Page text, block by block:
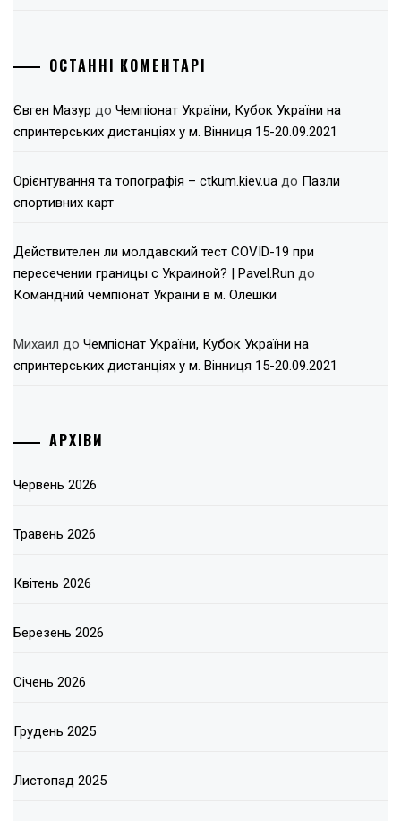
ОСТАННІ КОМЕНТАРІ
Євген Мазур до Чемпіонат України, Кубок України на
спринтерських дистанціях у м. Вінниця 15-20.09.2021
Орієнтування та топографія – ctkum.kiev.ua до Пазли
спортивних карт
Действителен ли молдавский тест COVID-19 при
пересечении границы с Украиной? | Pavel.Run до
Командний чемпіонат України в м. Олешки
Михаил до Чемпіонат України, Кубок України на
спринтерських дистанціях у м. Вінниця 15-20.09.2021
АРХІВИ
Червень 2026
Травень 2026
Квітень 2026
Березень 2026
Січень 2026
Грудень 2025
Листопад 2025